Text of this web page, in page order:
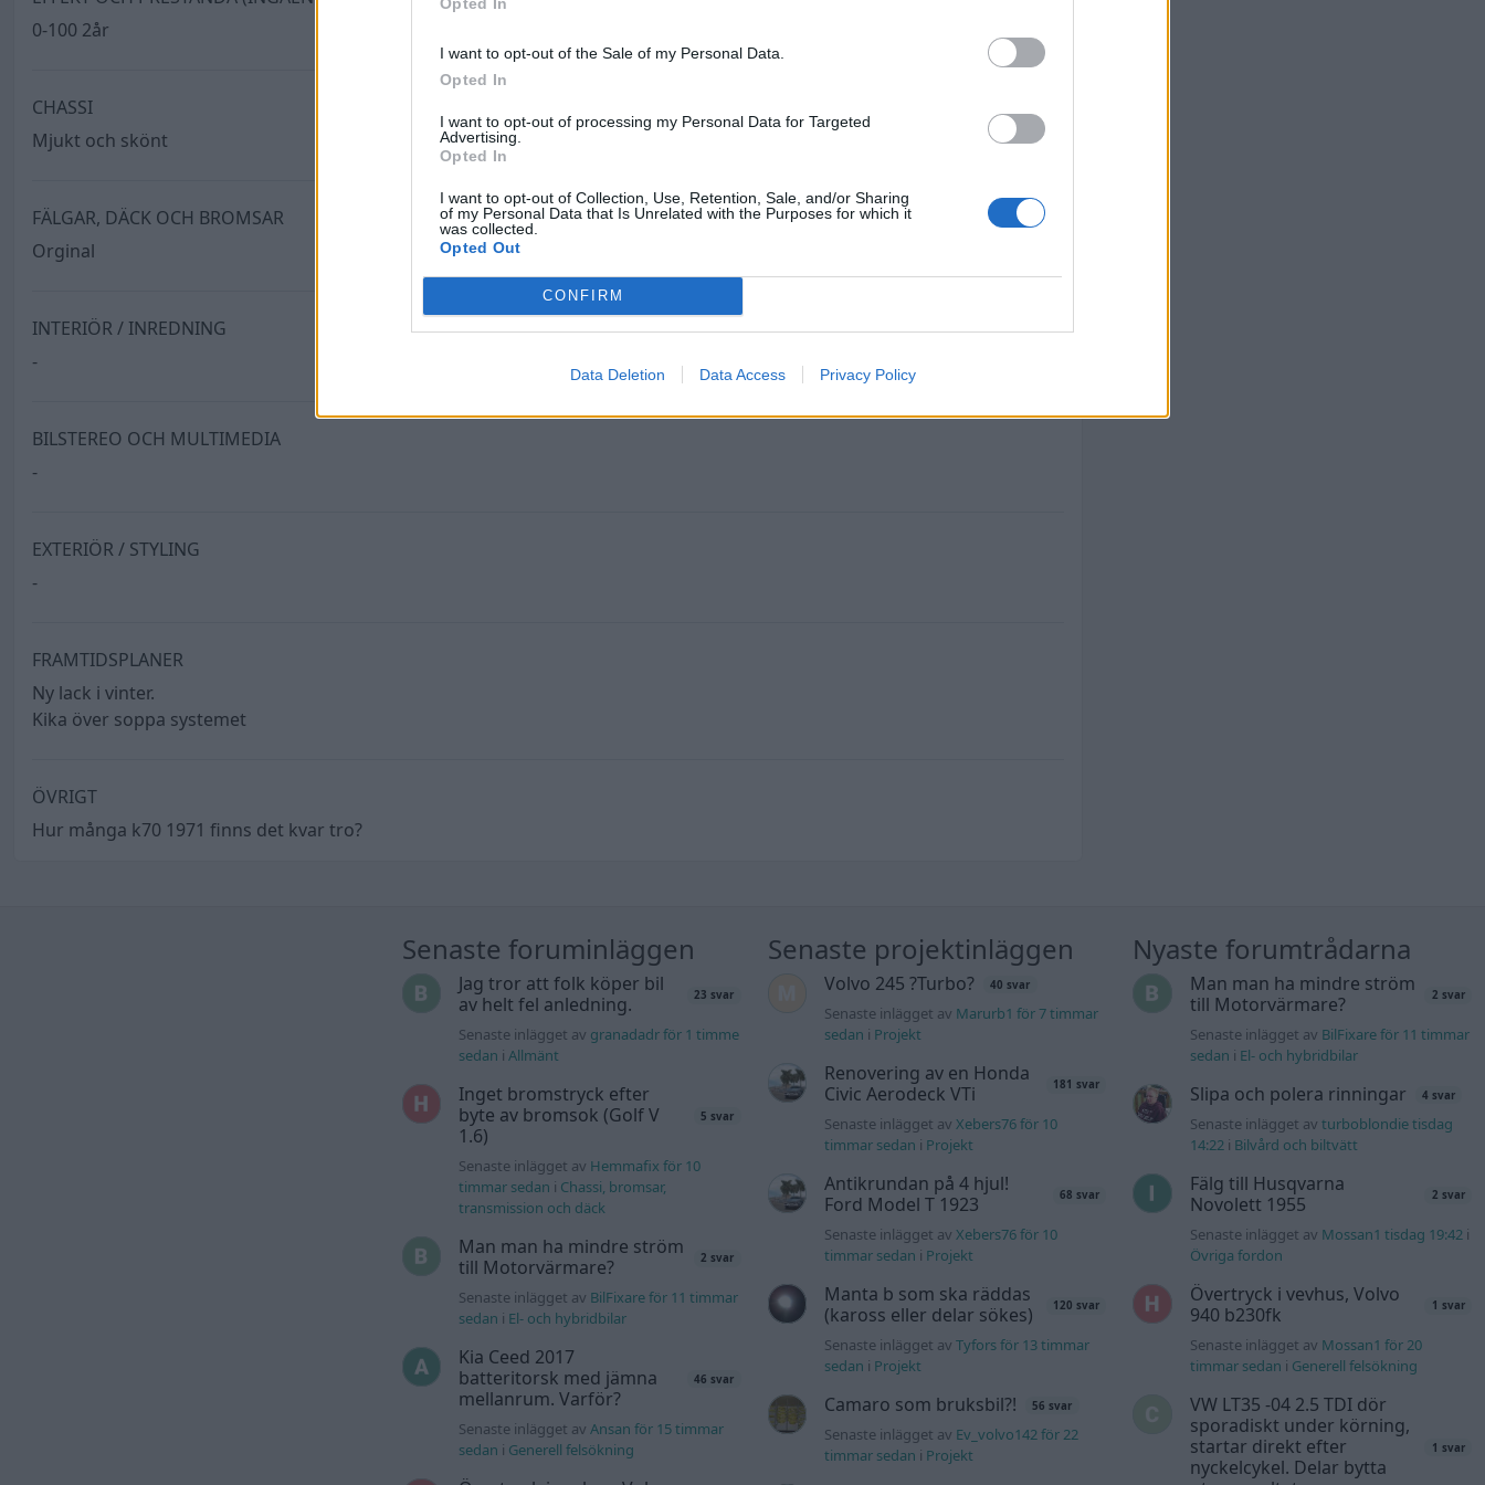
I want to opt-out of the Sale of my Personal Data.
Opted In
I want to opt-out of processing my Personal Data for Targeted
Advertising.
Opted In
I want to opt-out of Collection, Use, Retention, Sale, and/or Sharing
of my Personal Data that Is Unrelated with the Purposes for which it
was collected.
Opted Out
CONFIRM
Data Deletion Data Access Privacy Policy
0-100 2år
CHASSI
Mjukt och skönt
FÄLGAR, DÄCK OCH BROMSAR
Orginal
INTERIÖR / INREDNING
-
BILSTEREO OCH MULTIMEDIA
-
EXTERIÖR / STYLING
-
FRAMTIDSPLANER
Ny lack i vinter.
Kika över soppa systemet
ÖVRIGT
Hur många k70 1971 finns det kvar tro?
Senaste foruminläggen
Jag tror att folk köper bil
av helt fel anledning.
23 svar
Senaste inlägget av granadadr för 1 timme
sedan iAllmänt
Inget bromstryck efter
byte av bromsok (Golf V
1.6)
5 svar
Senaste inlägget av Hemmafix för 10
timmar sedan i Chassi, bromsar,
transmission och däck
Man man ha mindre ström
till Motorvärmare?
2 svar
Senaste inlägget av BilFixare för 11 timmar
sedan i El- och hybridbilar
Kia Ceed 2017
batteritorsk med jämna
mellanrum. Varför?
46 svar
Senaste inlägget avAnsan för 15 timmar
sedan i Generell felsökning
Senaste projektinläggen
Volvo 245 ?Turbo? 40 svar
Senaste inlägget av Marurb1 för 7 timmar
sedan i Projekt
Renovering av en Honda
Civic Aerodeck VTi
181 svar
Senaste inlägget av Xebers76 för 10
timmar sedan i Projekt
Antikrundan på 4 hjul!
Ford Model T 1923
68 svar
Senaste inlägget av Xebers76 för 10
timmar sedan i Projekt
Manta b som ska räddas
(kaross eller delar sökes)
120 svar
Senaste inlägget av Tyfors för 13 timmar
sedan i Projekt
Camaro som bruksbil?! 56 svar
Senaste inlägget av Ev_volvo142 för 22
timmar sedan i Projekt
Nyaste forumtrådarna
Man man ha mindre ström
till Motorvärmare?
2 svar
Senaste inlägget av BilFixare för 11 timmar
sedan i El- och hybridbilar
Slipa och polera rinningar 4 svar
Senaste inlägget av turboblondie tisdag
14:22i Bilvård och biltvätt
Fälg till Husqvarna
Novolett 1955
2 svar
Senaste inlägget av Mossan1 tisdag 19:42i
Övriga fordon
Övertryck i vevhus, Volvo
940 b230fk
1 svar
Senaste inlägget av Mossan1 för 20
timmar sedan i Generell felsökning
VW LT35 -04 2.5 TDI dör
sporadiskt under körning,
startar direkt efter
nyckelcykel. Delar bytta
1 svar